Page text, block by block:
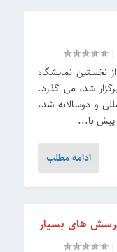
|
– چنگیز محمود زاده : ۱۹سال از نخستین نمایشگاه
شد، مى گذرد.
و دوسالانه شد،
با...
ادامه مطلب
های بسیار
|